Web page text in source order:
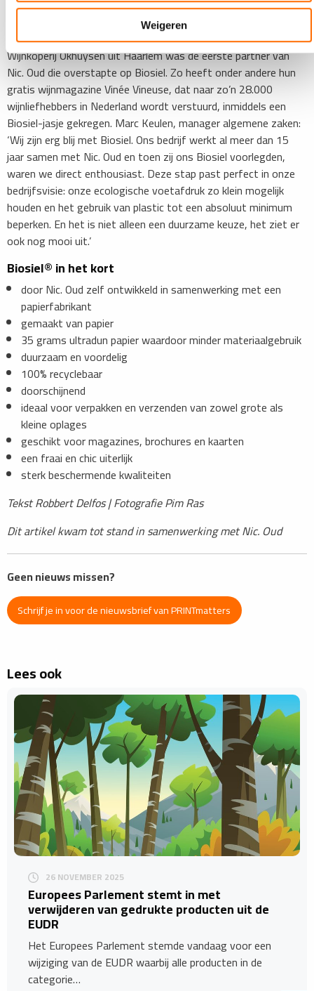
Weigeren
Volmondig ja!
Wijnkoperij Okhuysen uit Haarlem was de eerste partner van
Nic. Oud die overstapte op Biosiel. Zo heeft onder andere hun
gratis wijnmagazine Vinée Vineuse, dat naar zo’n 28.000
wijnliefhebbers in Nederland wordt verstuurd, inmiddels een
Biosiel-jasje gekregen. Marc Keulen, manager algemene zaken:
‘Wij zijn erg blij met Biosiel. Ons bedrijf werkt al meer dan 15
jaar samen met Nic. Oud en toen zij ons Biosiel voorlegden,
waren we direct enthousiast. Deze stap past perfect in onze
bedrijfsvisie: onze ecologische voetafdruk zo klein mogelijk
houden en het gebruik van plastic tot een absoluut minimum
beperken. En het is niet alleen een duurzame keuze, het ziet er
ook nog mooi uit.’
Biosiel® in het kort
door Nic. Oud zelf ontwikkeld in samenwerking met een
papierfabrikant
gemaakt van papier
35 grams ultradun papier waardoor minder materiaalgebruik
duurzaam en voordelig
100% recyclebaar
doorschijnend
ideaal voor verpakken en verzenden van zowel grote als
kleine oplages
geschikt voor magazines, brochures en kaarten
een fraai en chic uiterlijk
sterk beschermende kwaliteiten
Tekst Robbert Delfos | Fotografie Pim Ras
Dit artikel kwam tot stand in samenwerking met Nic. Oud
Geen nieuws missen?
Schrijf je in voor de nieuwsbrief van PRINTmatters
Lees ook
26 NOVEMBER 2025
Europees Parlement stemt in met
verwijderen van gedrukte producten uit de
EUDR
Het Europees Parlement stemde vandaag voor een
wijziging van de EUDR waarbij alle producten in de
categorie…